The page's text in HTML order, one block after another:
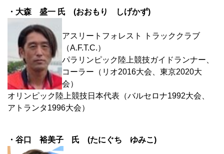
・大森 盛一 氏 (おおもり しげかず)
アスリートフォレスト トラッククラブ
（A.F.T.C.）
パラリンピック陸上競技ガイドランナー、
コーラー（リオ2016大会、東京2020大
会）
オリンピック陸上競技日本代表（バルセロナ1992大会、
アトランタ1996大会）
・谷口 裕美子 氏 (たにぐち ゆみこ)